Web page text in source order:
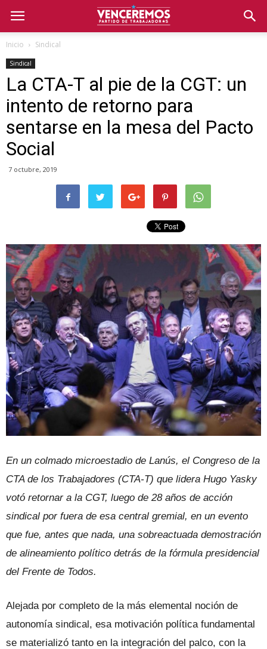
Inicio Sindical
Sindical
La CTA-T al pie de la CGT: un
intento de retorno para
sentarse en la mesa del Pacto
Social
7 octubre, 2019
En un colmado microestadio de Lanús, el Congreso de la
CTA de los Trabajadores (CTA-T) que lidera Hugo Yasky
votó retornar a la CGT, luego de 28 años de acción
sindical por fuera de esa central gremial, en un evento
que fue, antes que nada, una sobreactuada demostración
de alineamiento político detrás de la fórmula presidencial
del Frente de Todos.
Alejada por completo de la más elemental noción de
autonomía sindical, esa motivación política fundamental
se materializó tanto en la integración del palco, con la